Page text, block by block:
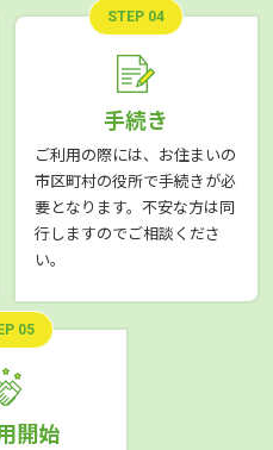
STEP 04
手続き
ご利用の際には、お住まいの
市区町村の役所で手続きが必
要となります。不安な方は同
行しますのでご相談くださ
い。
05
開始